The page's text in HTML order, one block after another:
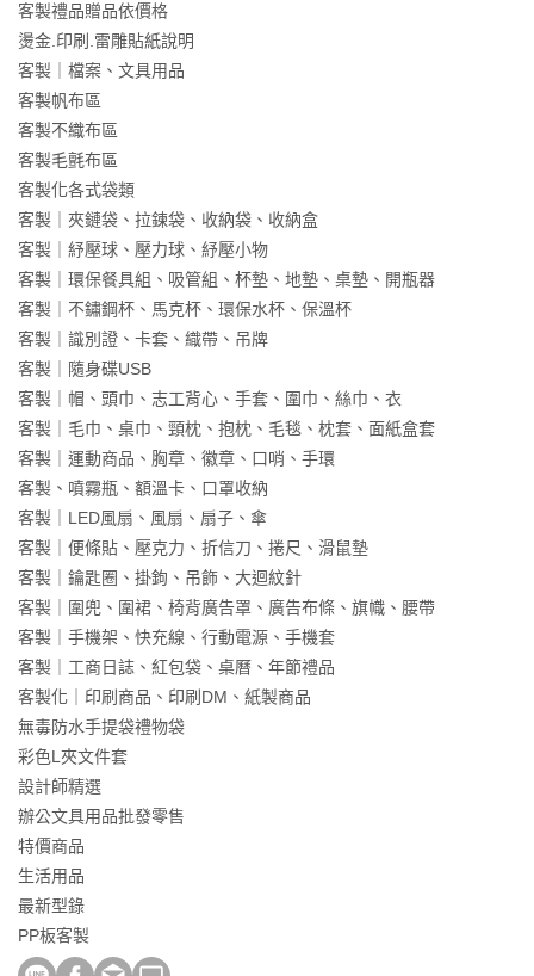
客製禮品贈品依價格
燙金.印刷.雷雕貼紙說明
客製｜檔案、文具用品
客製帆布區
客製不織布區
客製毛氈布區
客製化各式袋類
客製｜夾鏈袋、拉鍊袋、收納袋、收納盒
客製｜紓壓球、壓力球、紓壓小物
客製｜環保餐具組、吸管組、杯墊、地墊、桌墊、開瓶器
客製｜不鏽鋼杯、馬克杯、環保水杯、保溫杯
客製｜識別證、卡套、織帶、吊牌
客製｜隨身碟USB
客製｜帽、頭巾、志工背心、手套、圍巾、絲巾、衣
客製｜毛巾、桌巾、頸枕、抱枕、毛毯、枕套、面紙盒套
客製｜運動商品、胸章、徽章、口哨、手環
客製、噴霧瓶、額溫卡、口罩收納
客製｜LED風扇、風扇、扇子、傘
客製｜便條貼、壓克力、折信刀、捲尺、滑鼠墊
客製｜鑰匙圈、掛鉤、吊飾、大迴紋針
客製｜圍兜、圍裙、椅背廣告罩、廣告布條、旗幟、腰帶
客製｜手機架、快充線、行動電源、手機套
客製｜工商日誌、紅包袋、桌曆、年節禮品
客製化｜印刷商品、印刷DM、紙製商品
無毒防水手提袋禮物袋
彩色L夾文件套
設計師精選
辦公文具用品批發零售
特價商品
生活用品
最新型錄
PP板客製